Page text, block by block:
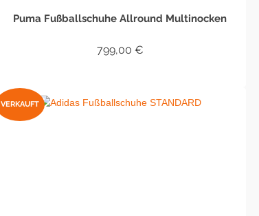
Puma Fußballschuhe Allround Multinocken
799,00 €
VERKAUFT